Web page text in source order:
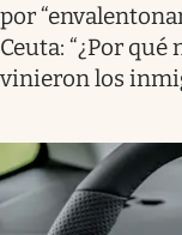
por
Ceuta: “¿Por
vinieron los